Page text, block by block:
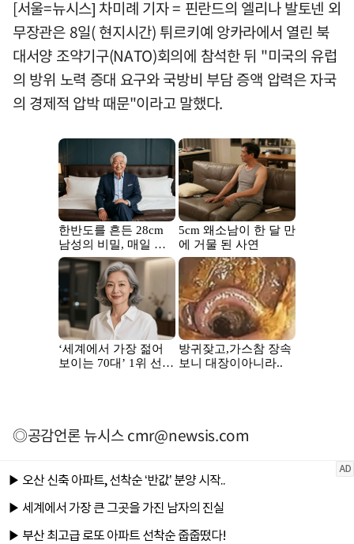
[서울=뉴시스] 차미례 기자 = 핀란드의 엘리나 발토넨 외
무장관은 8일( 현지시간) 튀르키예 앙카라에서 열린 북
대서양 조약기구(NATO)회의에 참석한 뒤 "미국의 유럽
의 방위 노력 증대 요구와 국방비 부담 증액 압력은 자국
의 경제적 압박 때문"이라고 말했다.
◎공감언론 뉴시스cmr@newsis.com